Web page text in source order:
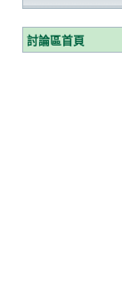
討論區首頁